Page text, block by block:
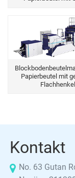
Papierbeutel mit
Kontakt
No. 63 Gutan